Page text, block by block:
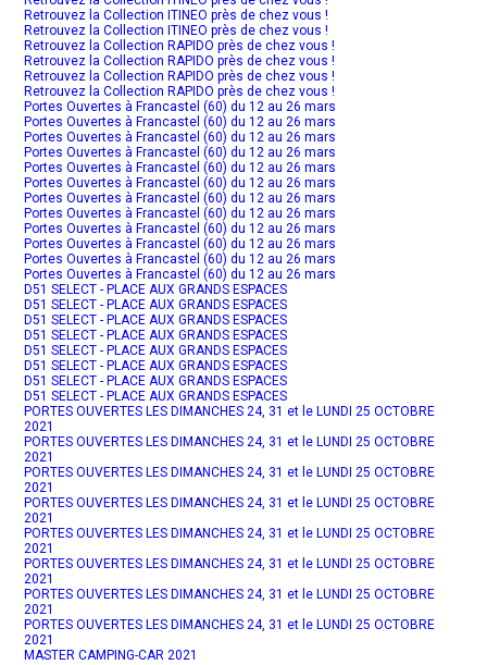
Retrouvez la Collection ITINEO près de chez vous !
Retrouvez la Collection ITINEO près de chez vous !
Retrouvez la Collection RAPIDO près de chez vous !
Retrouvez la Collection RAPIDO près de chez vous !
Retrouvez la Collection RAPIDO près de chez vous !
Retrouvez la Collection RAPIDO près de chez vous !
Portes Ouvertes à Francastel (60) du 12 au 26 mars
Portes Ouvertes à Francastel (60) du 12 au 26 mars
Portes Ouvertes à Francastel (60) du 12 au 26 mars
Portes Ouvertes à Francastel (60) du 12 au 26 mars
Portes Ouvertes à Francastel (60) du 12 au 26 mars
Portes Ouvertes à Francastel (60) du 12 au 26 mars
Portes Ouvertes à Francastel (60) du 12 au 26 mars
Portes Ouvertes à Francastel (60) du 12 au 26 mars
Portes Ouvertes à Francastel (60) du 12 au 26 mars
Portes Ouvertes à Francastel (60) du 12 au 26 mars
Portes Ouvertes à Francastel (60) du 12 au 26 mars
Portes Ouvertes à Francastel (60) du 12 au 26 mars
D51 SELECT - PLACE AUX GRANDS ESPACES
D51 SELECT - PLACE AUX GRANDS ESPACES
D51 SELECT - PLACE AUX GRANDS ESPACES
D51 SELECT - PLACE AUX GRANDS ESPACES
D51 SELECT - PLACE AUX GRANDS ESPACES
D51 SELECT - PLACE AUX GRANDS ESPACES
D51 SELECT - PLACE AUX GRANDS ESPACES
D51 SELECT - PLACE AUX GRANDS ESPACES
PORTES OUVERTES LES DIMANCHES 24, 31 et le LUNDI 25 OCTOBRE
2021
PORTES OUVERTES LES DIMANCHES 24, 31 et le LUNDI 25 OCTOBRE
2021
PORTES OUVERTES LES DIMANCHES 24, 31 et le LUNDI 25 OCTOBRE
2021
PORTES OUVERTES LES DIMANCHES 24, 31 et le LUNDI 25 OCTOBRE
2021
PORTES OUVERTES LES DIMANCHES 24, 31 et le LUNDI 25 OCTOBRE
2021
PORTES OUVERTES LES DIMANCHES 24, 31 et le LUNDI 25 OCTOBRE
2021
PORTES OUVERTES LES DIMANCHES 24, 31 et le LUNDI 25 OCTOBRE
2021
PORTES OUVERTES LES DIMANCHES 24, 31 et le LUNDI 25 OCTOBRE
2021
MASTER CAMPING-CAR 2021